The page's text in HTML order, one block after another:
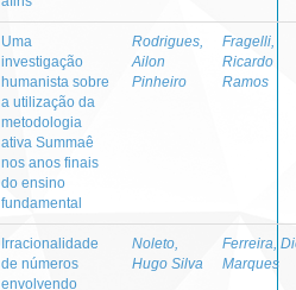
Uma
investigação
humanista sobre
a utilização da
metodologia
ativa Summaê
nos anos finais
do ensino
fundamental
Rodrigues,
Ailon
Pinheiro
Fragelli,
Ricardo
Ramos
Irracionalidade
de números
envolvendo
Noleto,
Hugo Silva
Ferreira,
Marques